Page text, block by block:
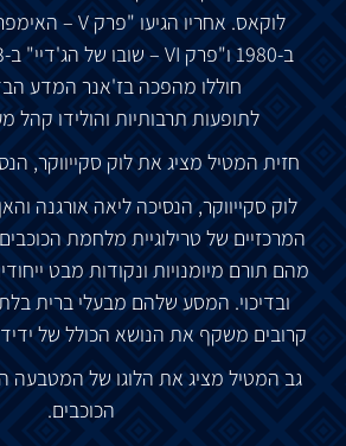
לוקאס. אחריו הגיעו "פרק
ב-1980 ו"פרק שובו של הג'דיי" ב-1983.
חוללו מהפכה בז'אנר המדע
לתופעות תרבותיות והולידו קהל
חזית המטיל מציג אתלוק סקייווקר,
לוק סקייווקר, הנסיכה ליאה אורגנה והאן
המרכזיים של טרילוגיית מלחמת הכוכבים
מהם תורם מיומנויות ונקודות מבט
ובדיכוי. המסע שלהם מבעלי ברית
קרובים משקף את הנושא הכולל של
גב המטיל מציג את הלוגו של המטבעה
הכוכבים.